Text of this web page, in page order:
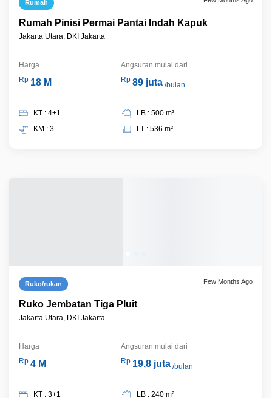
Rumah
Rumah Pinisi Permai Pantai Indah Kapuk
Jakarta Utara, DKI Jakarta
Harga
Rp 18 M
Angsuran mulai dari
Rp 89 juta/bulan
KT : 4+1
KM : 3
LB : 500 m²
LT : 536 m²
Ruko/rukan Few Months Ago
Ruko Jembatan Tiga Pluit
Jakarta Utara, DKI Jakarta
Harga
Rp 4 M
Angsuran mulai dari
Rp 19,8 juta/bulan
KT : 3+1 LB : 240 m²